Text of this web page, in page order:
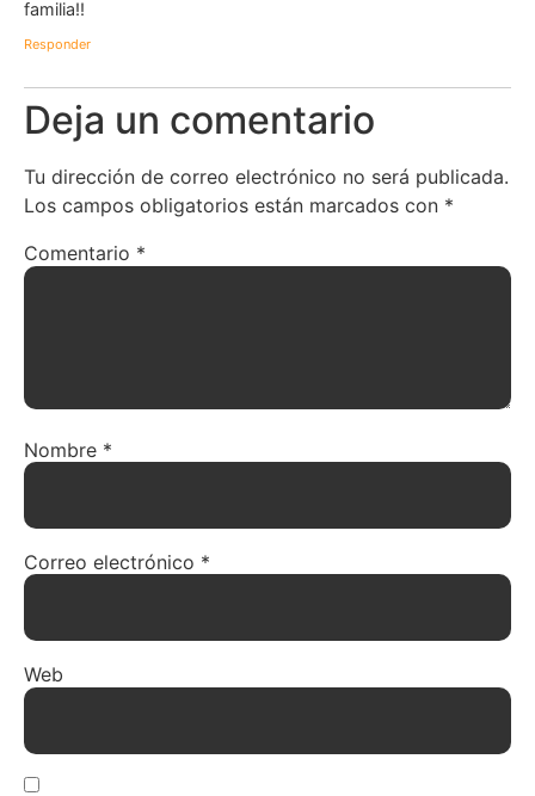
familia!!
Responder
Deja un comentario
Tu dirección de correo electrónico no será publicada.
Los campos obligatorios están marcados con *
Comentario *
Nombre *
Correo electrónico *
Web